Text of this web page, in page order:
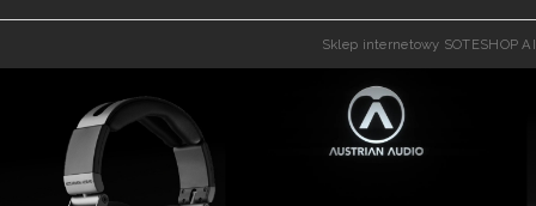
Sklep internetowy SOTESHOP AI